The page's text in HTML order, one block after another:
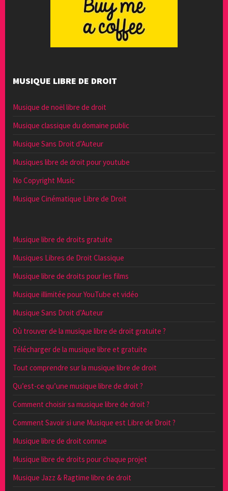
MUSIQUE LIBRE DE DROIT
Musique de noël libre de droit
Musique classique du domaine public
Musique Sans Droit d’Auteur
Musiques libre de droit pour youtube
No Copyright Music
Musique Cinématique Libre de Droit
Musique libre de droits gratuite
Musiques Libres de Droit Classique
Musique libre de droits pour les films
Musique illimitée pour YouTube et vidéo
Musique Sans Droit d’Auteur
Où trouver de la musique libre de droit gratuite ?
Télécharger de la musique libre et gratuite
Tout comprendre sur la musique libre de droit
Qu’est-ce qu’une musique libre de droit ?
Comment choisir sa musique libre de droit ?
Comment Savoir si une Musique est Libre de Droit ?
Musique libre de droit connue
Musique libre de droits pour chaque projet
Musique Jazz & Ragtime libre de droit